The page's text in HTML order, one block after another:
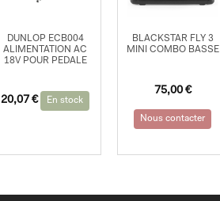
DUNLOP ECB004
ALIMENTATION AC
18V POUR PEDALE
20,07€ En stock
BLACKSTAR FLY 3
MINI COMBO BASSE
75,00 €
Nous contacter